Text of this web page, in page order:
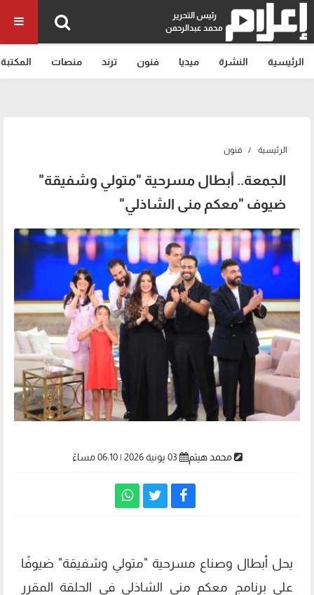
رئيس التحرير
محمد عبدالرحمن
الرئيسية النشرة ميديا فنون ترند منصات المكتبة
الرئيسية فنون
الجمعة.. أبطال مسرحية "متولي وشفيقة"
ضيوف "معكم منى الشاذلي"
محمد هيثم 03 يونية 2026 | 06:10 مساءً
يحل أبطال وصناع مسرحية "متولي وشفيقة" ضيوفًا
على برنامج معكم منى الشاذلي في الحلقة المقرر